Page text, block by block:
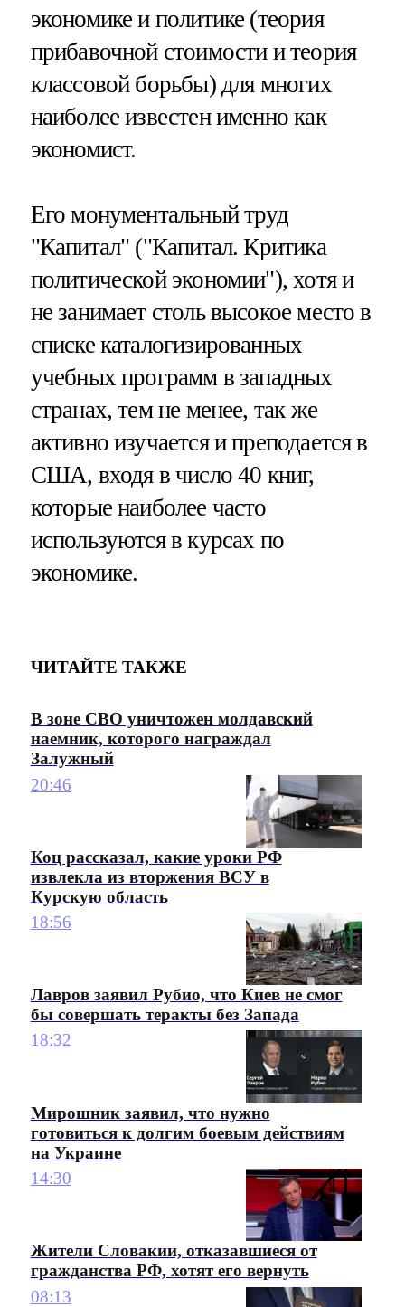
экономике и политике (теория
прибавочной стоимости и теория
классовой борьбы) для многих
наиболее известен именно как
экономист.
Его монументальный труд
"Капитал" ("Капитал. Критика
политической экономии"), хотя и
не занимает столь высокое место в
списке каталогизированных
учебных программ в западных
странах, тем не менее, так же
активно изучается и преподается в
США, входя в число 40 книг,
которые наиболее часто
используются в курсах по
экономике.
ЧИТАЙТЕ ТАКЖЕ
В зоне СВО уничтожен молдавский
наемник, которого награждал
Залужный
20:46
Коц рассказал, какие уроки РФ
извлекла из вторжения ВСУ в
Курскую область
18:56
Лавров заявил Рубио, что Киев не смог
бы совершать теракты без Запада
18:32
Мирошник заявил, что нужно
готовиться к долгим боевым действиям
на Украине
14:30
Жители Словакии, отказавшиеся от
гражданства РФ, хотят его вернуть
08:13